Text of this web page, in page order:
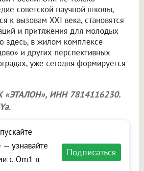
советской научной школы,
к вызовам XXI века, становятся
и притяжения для молодых
здесь, в жилом комплексе
и других перспективных
уже сегодня формируется
«ЭТАЛОН», ИНН 7814116230.
.
— узнавайте
с Om1 в
Подписаться